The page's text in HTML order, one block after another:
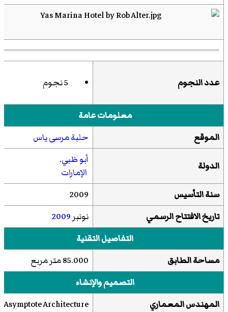
عدد النجوم 5 نجوم
معلومات عامة
الموقع
حلبة مرسى ياس
الدولة أبو ظبي.
الإمارات
سنة التأسيس
2009
تاريخ الافتتاح الرسمي
نونبر2009
التفاصيل التقنية
مساحة الطابق
85.000 متر مربع
التصميم والإنشاء
المهندس المعماري
Asymptote Architecture